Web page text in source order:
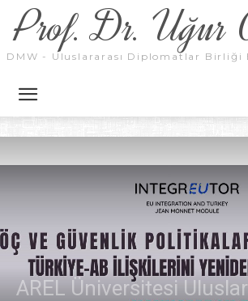
Prof. Dr. Uğur
DMW - Uluslararası Diplomatlar Birliği
AREL Üniversitesi